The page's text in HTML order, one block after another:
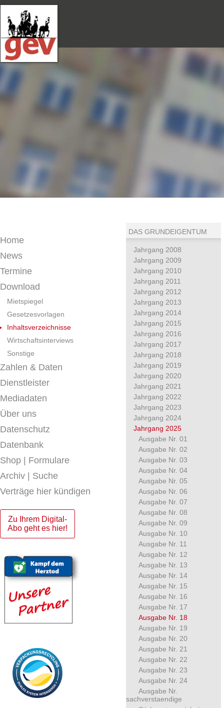
Home
News
Termine
Download
Mietspiegel
Gesetzesvorlagen
Inhaltsverzeichnisse
Wirtschaftsinterviews
Sonstige
Zahlen & Daten
Dienstleister
Mediadaten
Über uns
Datenschutz
Datenbank
Shop | Formulare
Archiv | Suche
Verträge hier kündigen
Zu Ihrem Digital-
Abo geht es hier!
DAS GRUNDEIGENTUM
Jahrgang 2008
Jahrgang 2009
Jahrgang 2010
Jahrgang 2011
Jahrgang 2012
Jahrgang 2013
Jahrgang 2014
Jahrgang 2015
Jahrgang 2016
Jahrgang 2017
Jahrgang 2018
Jahrgang 2019
Jahrgang 2020
Jahrgang 2021
Jahrgang 2022
Jahrgang 2023
Jahrgang 2024
Jahrgang 2025
Ausgabe Nr. 01
Ausgabe Nr. 02
Ausgabe Nr. 03
Ausgabe Nr. 04
Ausgabe Nr. 05
Ausgabe Nr. 06
Ausgabe Nr. 07
Ausgabe Nr. 08
Ausgabe Nr. 09
Ausgabe Nr. 10
Ausgabe Nr. 11
Ausgabe Nr. 12
Ausgabe Nr. 13
Ausgabe Nr. 14
Ausgabe Nr. 15
Ausgabe Nr. 16
Ausgabe Nr. 17
Ausgabe Nr. 18
Ausgabe Nr. 19
Ausgabe Nr. 20
Ausgabe Nr. 21
Ausgabe Nr. 22
Ausgabe Nr. 23
Ausgabe Nr. 24
Ausgabe Nr.
sachverstaendige